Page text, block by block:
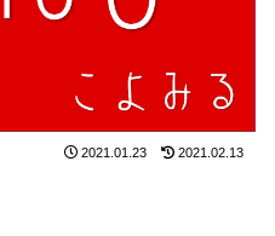
2021.01.23 2021.02.13